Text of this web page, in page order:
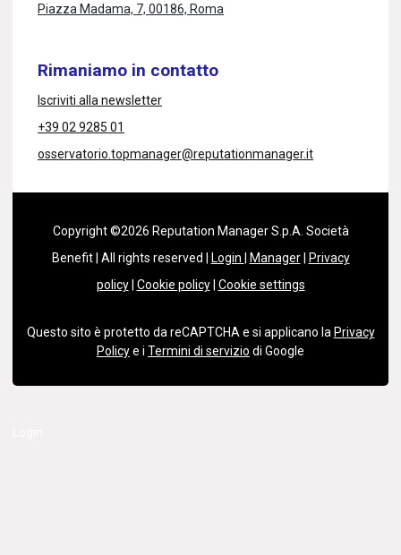
Piazza Madama, 7, 00186, Roma
Rimaniamo in contatto
Iscriviti alla newsletter
+39 02 9285 01
osservatorio.topmanager@reputationmanager.it
Copyright ©2026 Reputation Manager S.p.A. Società
Benefit | All rights reserved |
Login Manager|
Privacy
policy| Cookie policy| Cookie settings
Questo sito è protetto da reCAPTCHA e si applicano la Privacy
Policye i Termini di servizio di Google